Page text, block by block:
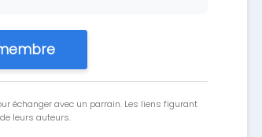
échanger avec un parrain. Les liens figurant
leurs auteurs.